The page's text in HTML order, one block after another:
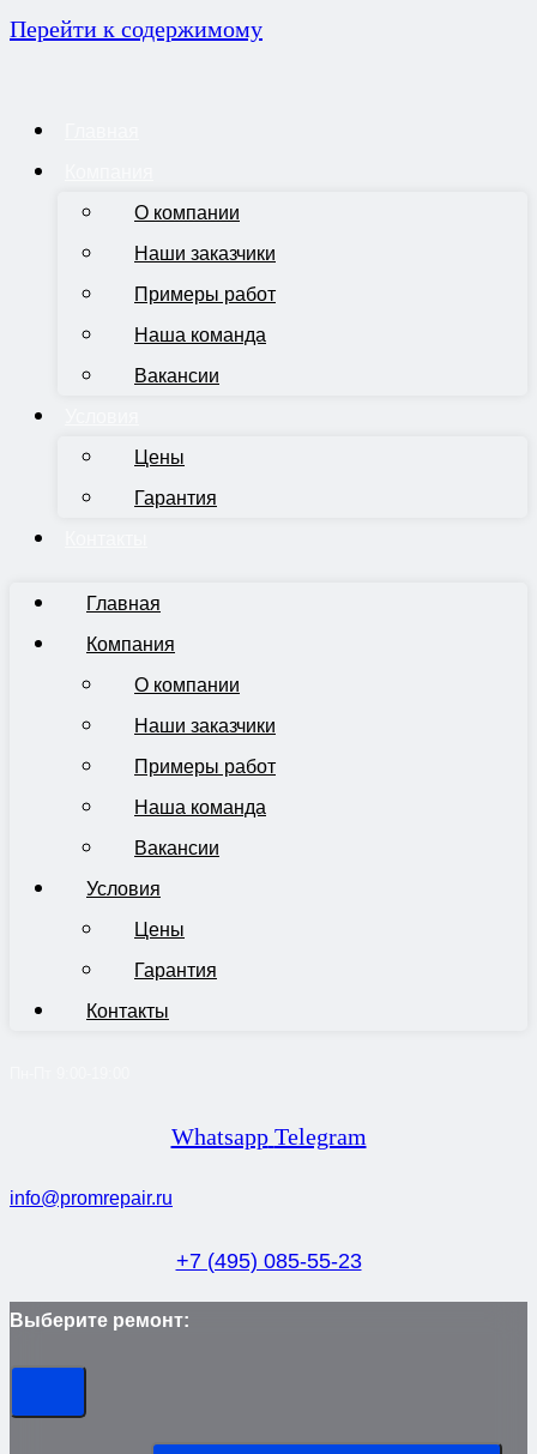
Перейти к содержимому
О компании
Наши заказчики
Примеры работ
Наша команда
Вакансии
Цены
Гарантия
Главная
Компания
О компании
Наши заказчики
Примеры работ
Наша команда
Вакансии
Условия
Цены
Гарантия
Контакты
Whatsapp Telegram
info@promrepair.ru
+7 (495) 085-55-23
Выберите ремонт: